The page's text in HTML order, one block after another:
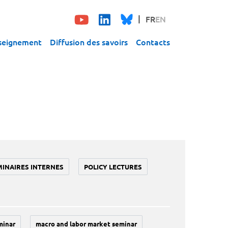
FREN
Diffusion des savoirs Contacts
INTERNES POLICY LECTURES
macro and labor market seminar